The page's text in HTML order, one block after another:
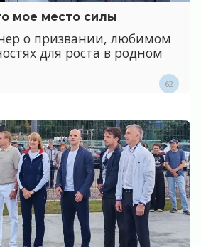
мое место силы
о призвании, любимом
для роста в родном
62